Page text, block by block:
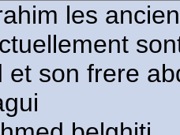
les
et son frere